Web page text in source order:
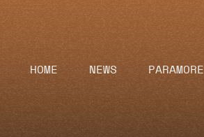
HOME NEWS PARAMORE